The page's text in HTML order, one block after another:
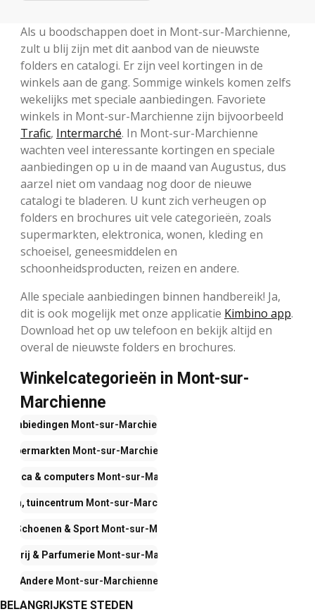
Als u boodschappen doet in Mont-sur-Marchienne,
zult u blij zijn met dit aanbod van de nieuwste
folders en catalogi. Er zijn veel kortingen in de
winkels aan de gang. Sommige winkels komen zelfs
wekelijks met speciale aanbiedingen. Favoriete
winkels in Mont-sur-Marchienne zijn bijvoorbeeld
Trafic, Intermarché. In Mont-sur-Marchienne
wachten veel interessante kortingen en speciale
aanbiedingen op u in de maand van Augustus, dus
aarzel niet om vandaag nog door de nieuwe
catalogi te bladeren. U kunt zich verheugen op
folders en brochures uit vele categorieën, zoals
supermarkten, elektronica, wonen, kleding en
schoeisel, geneesmiddelen en
schoonheidsproducten, reizen en andere.
Alle speciale aanbiedingen binnen handbereik! Ja,
dit is ook mogelijk met onze applicatie Kimbino app.
Download het op uw telefoon en bekijk altijd en
overal de nieuwste folders en brochures.
Winkelcategorieën in Mont-sur-
Marchienne
Aanbiedingen Mont-sur-Marchienne
Supermarkten Mont-sur-Marchienne
& computers Mont-sur-Marchienne
tuincentrum Mont-sur-Marchienne
Schoenen & SportMont-sur-Marchienne
& ParfumerieMont-sur-Marchienne
Andere Mont-sur-Marchienne
BELANGRIJKSTE STEDEN